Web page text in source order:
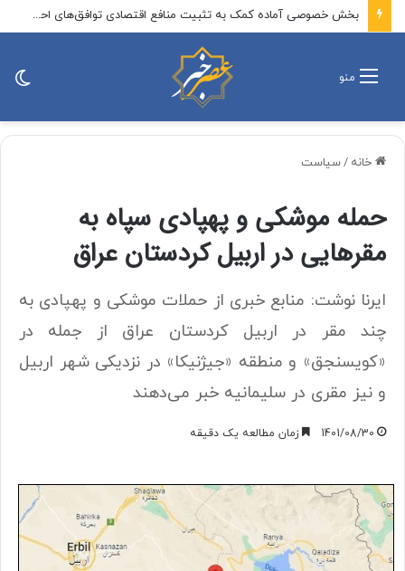
بخش خصوصی آماده کمک به تثبیت منافع اقتصادی توافق‌های احتمالی است
منو
خانه /سیاست
حمله موشکی و پهپادی سپاه به
مقرهایی در اربیل کردستان عراق
ایرنا نوشت: منابع خبری از حملات موشکی و پهپادی به
چند مقر در اربیل کردستان عراق از جمله در
«کویسنجق» و منطقه «جیژنیکا» در نزدیکی شهر اربیل
و نیز مقری در سلیمانیه خبر می‌دهند
1401/08/30 زمان مطالعه یک دقیقه